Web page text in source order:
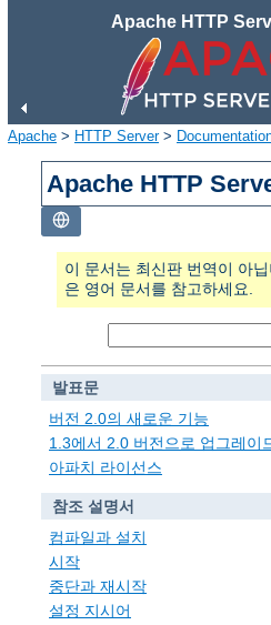
Apache HTTP
Apache > HTTP Server>
Apache HTTP
이 문서는 최신판 번역이 아
은 영어 문서를 참고하세요.
발표문
버전 2.0의 새로운 기능
1.3에서 2.0 버전으로 업그레이
아파치 라이선스
참조 설명서
컴파일과 설치
시작
중단과 재시작
설정 지시어